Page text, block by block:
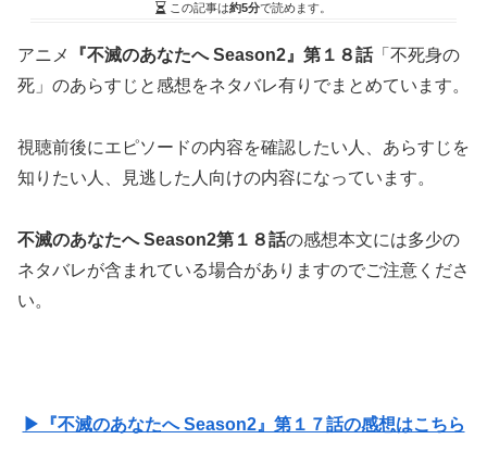
この記事は約5分で読めます。
アニメ 『不滅のあなたへ Season2』第１８話「不死身の
死」のあらすじと感想をネタバレ有りでまとめています。
視聴前後にエピソードの内容を確認したい人、あらすじを
知りたい人、見逃した人向けの内容になっています。
不滅のあなたへ Season2第１８話の感想本文には多少の
ネタバレが含まれている場合がありますのでご注意くださ
い。
▶『不滅のあなたへ Season2』第１７話の感想はこちら